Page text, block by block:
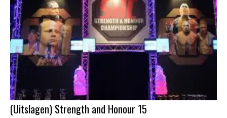
(Uitslagen) Strength and Honour 15